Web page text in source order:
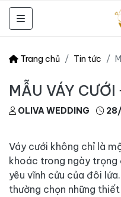
Trang chủ Tin tức
MẪU VÁY
OLIVA WEDDING
Váy cưới không chỉ là
khoác trong ngày trọng
yêu vĩnh cửu của đôi
thường chọn những